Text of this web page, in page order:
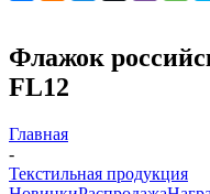
Флажок
FL12
Главная
-
Текстильная продукция